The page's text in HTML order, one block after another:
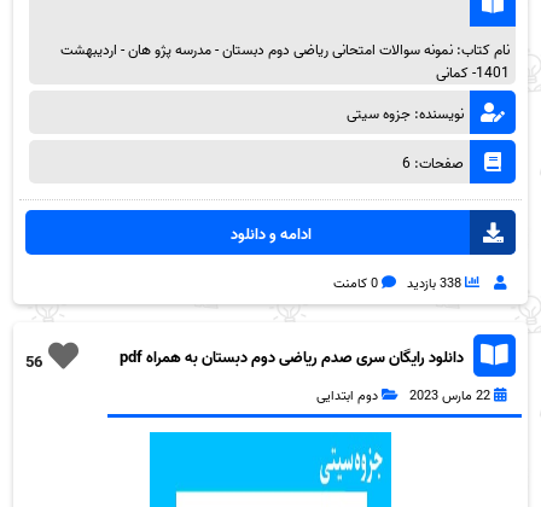
نام کتاب: نمونه سوالات امتحانی ریاضی دوم دبستان - مدرسه پژو هان - اردیبهشت
1401- کمانی
نویسنده: جزوه سیتی
صفحات: 6
ادامه و دانلود
338 بازدید 0 کامنت
56 دانلود رایگان سری صدم ریاضی دوم دبستان به همراه pdf
22 مارس 2023 دوم ابتدایی